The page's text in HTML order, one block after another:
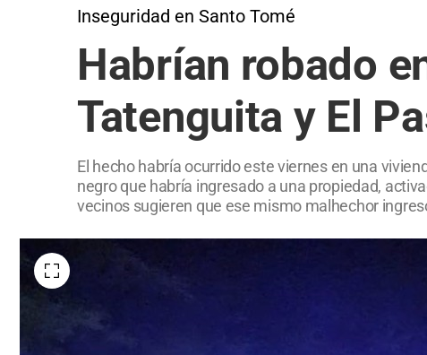
Inseguridad en Santo Tomé
Habrían robado
Tatenguita y El
El hecho habría ocurrido este viernes en una
negro que habría ingresado a una propiedad,
vecinos sugieren que ese mismo malhechor